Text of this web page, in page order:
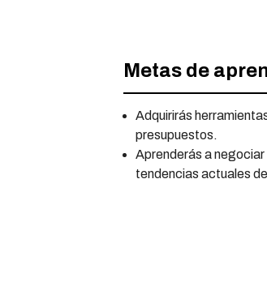
Metas de
Adquirirás
presupuestos.
Aprenderás a
tendencias actuales